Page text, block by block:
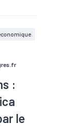
:
le